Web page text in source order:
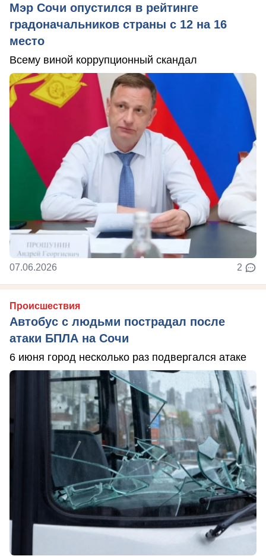
Мэр Сочи опустился в рейтинге
градоначальников страны с 12 на 16
место
Всему виной коррупционный скандал
07.06.2026 2
Происшествия
Автобус с людьми пострадал после
атаки БПЛА на Сочи
6 июня город несколько раз подвергался атаке